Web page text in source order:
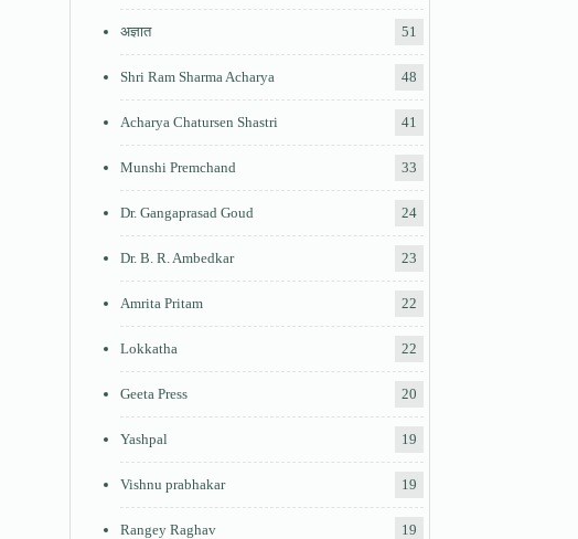
अज्ञात 51
Shri Ram Sharma Acharya 48
Acharya Chatursen Shastri 41
Munshi Premchand 33
Dr. Gangaprasad Goud 24
Dr. B. R. Ambedkar 23
Amrita Pritam 22
Lokkatha 22
Geeta Press 20
Yashpal 19
Vishnu prabhakar 19
Rangey Raghav 19